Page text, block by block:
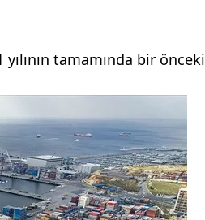
tamamında bir önceki